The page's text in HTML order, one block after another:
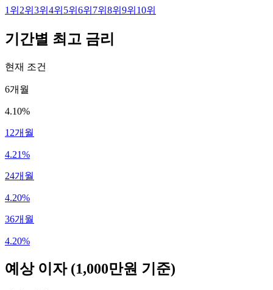
1 위 2위 3위 4위 5위 6위 7위 8위 9위 10위
기간별 최고 금리
현재 조건
6개월
4.10%
12개월
4.21%
24개월
4.20%
36개월
4.20%
예상 이자 (1,000만원 기준)